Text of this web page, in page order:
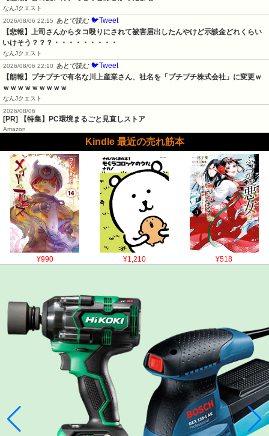
なんJクエスト
2026/08/06 22:15
あとで読む 🐦Tweet
【悲報】上司さんからタコ殴りにされて被害届出したんやけど示談金どれくらい
いけそう？？？・・・・・・・・・
なんJクエスト
2026/08/06 22:10
あとで読む 🐦Tweet
【朗報】プチプチで有名な川上産業さん、社名を「プチプチ株式会社」に変更ｗ
ｗｗｗｗｗｗｗｗｗ
なんJクエスト
2026/08/06
[PR] 【特集】PC環境まるごと見直しストア
Amazon
Kindle 最近の売れ筋本
¥990 ¥1,210 ¥518